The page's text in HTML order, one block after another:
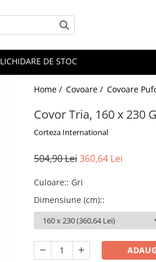
LICHIDARE DE STOC
Home / Covoare / Covoare
Covor Tria, 160 x 230
Corteza International
504,90 Lei360,64 Lei
Culoare:: Gri
Dimensiune (cm)::